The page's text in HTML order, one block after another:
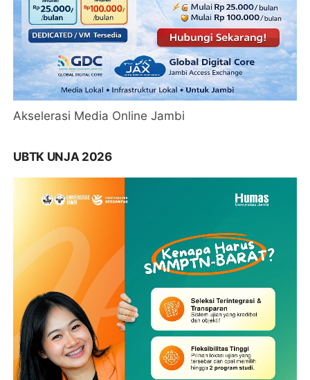
Akselerasi Media Online Jambi
UBTK UNJA 2026